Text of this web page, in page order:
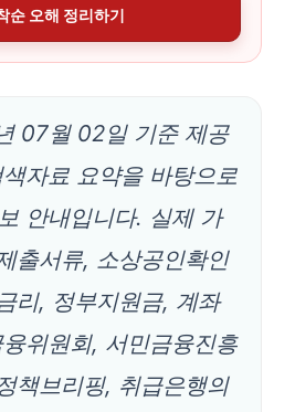
순 오해 정리하기
07월 02일 기준 제공
색자료 요약을 바탕으로
안내입니다. 실제 가
출서류, 소상공인확인
리, 정부지원금, 계좌
위원회, 서민금융진흥
책브리핑, 취급은행의